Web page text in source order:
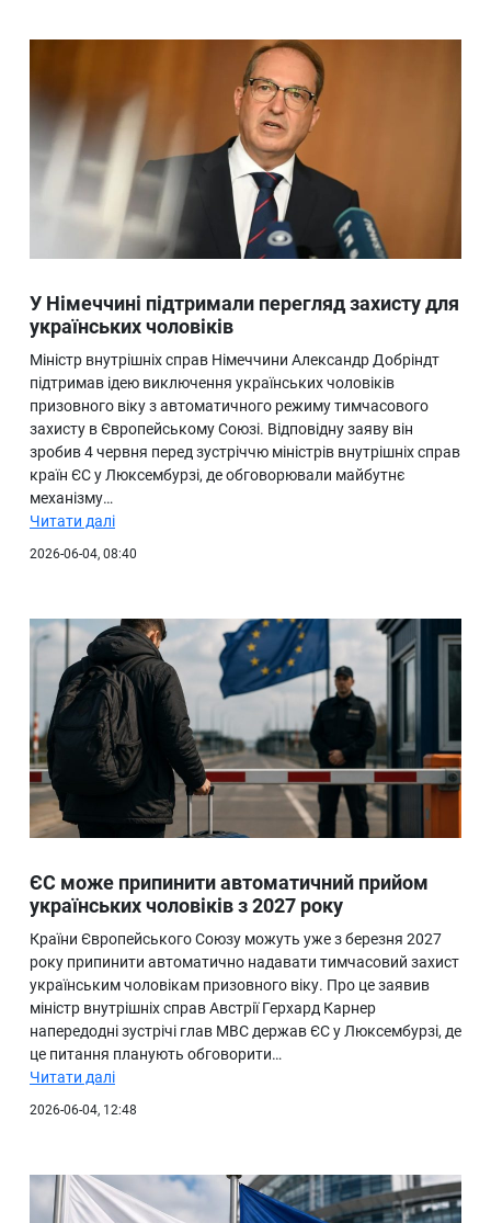
У Німеччині підтримали перегляд захисту для
українських чоловіків
Міністр внутрішніх справ Німеччини Александр Добріндт
підтримав ідею виключення українських чоловіків
призовного віку з автоматичного режиму тимчасового
захисту в Європейському Союзі. Відповідну заяву він
зробив 4 червня перед зустріччю міністрів внутрішніх справ
країн ЄС у Люксембурзі, де обговорювали майбутнє
механізму…
Читати далі
2026-06-04, 08:40
ЄС може припинити автоматичний прийом
українських чоловіків з 2027 року
Країни Європейського Союзу можуть уже з березня 2027
року припинити автоматично надавати тимчасовий захист
українським чоловікам призовного віку. Про це заявив
міністр внутрішніх справ Австрії Герхард Карнер
напередодні зустрічі глав МВС держав ЄС у Люксембурзі, де
це питання планують обговорити…
Читати далі
2026-06-04, 12:48